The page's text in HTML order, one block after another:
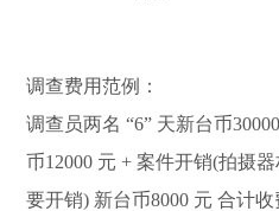
调查费用范例：
调查员两名 “6” 天新台币
币12000 元 + 案件开销(拍摄
要开销) 新台币8000 元 合计